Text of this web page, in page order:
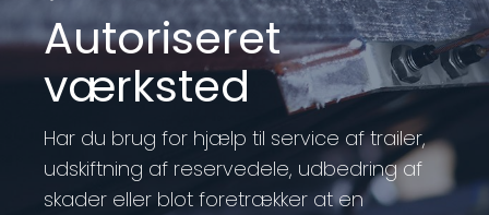
Autoriseret
værksted
Har du brug for hjælp til service af trailer,
udskiftning af reservedele, udbedring af
skader eller blot foretrækker at en